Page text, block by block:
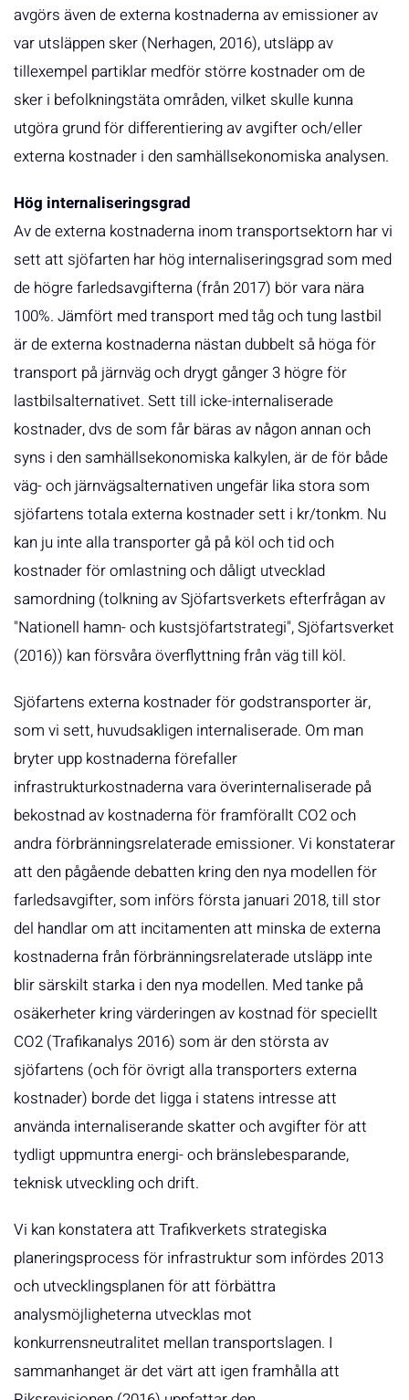
avgörs även de externa kostnaderna av emissioner av
var utsläppen sker (Nerhagen, 2016), utsläpp av
tillexempel partiklar medför större kostnader om de
sker i befolkningstäta områden, vilket skulle kunna
utgöra grund för differentiering av avgifter och/eller
externa kostnader i den samhällsekonomiska analysen.
Hög internaliseringsgrad
Av de externa kostnaderna inom transportsektorn har vi
sett att sjöfarten har hög internaliseringsgrad som med
de högre farledsavgifterna (från 2017) bör vara nära
100%. Jämfört med transport med tåg och tung lastbil
är de externa kostnaderna nästan dubbelt så höga för
transport på järnväg och drygt gånger 3 högre för
lastbilsalternativet. Sett till icke-internaliserade
kostnader, dvs de som får bäras av någon annan och
syns i den samhällsekonomiska kalkylen, är de för både
väg- och järnvägsalternativen ungefär lika stora som
sjöfartens totala externa kostnader sett i kr/tonkm. Nu
kan ju inte alla transporter gå på köl och tid och
kostnader för omlastning och dåligt utvecklad
samordning (tolkning av Sjöfartsverkets efterfrågan av
"Nationell hamn- och kustsjöfartstrategi", Sjöfartsverket
(2016)) kan försvåra överflyttning från väg till köl.
Sjöfartens externa kostnader för godstransporter är,
som vi sett, huvudsakligen internaliserade. Om man
bryter upp kostnaderna förefaller
infrastrukturkostnaderna vara överinternaliserade på
bekostnad av kostnaderna för framförallt CO2 och
andra förbränningsrelaterade emissioner. Vi konstaterar
att den pågående debatten kring den nya modellen för
farledsavgifter, som införs första januari 2018, till stor
del handlar om att incitamenten att minska de externa
kostnaderna från förbränningsrelaterade utsläpp inte
blir särskilt starka i den nya modellen. Med tanke på
osäkerheter kring värderingen av kostnad för speciellt
CO2 (Trafikanalys 2016) som är den största av
sjöfartens (och för övrigt alla transporters externa
kostnader) borde det ligga i statens intresse att
använda internaliserande skatter och avgifter för att
tydligt uppmuntra energi- och bränslebesparande,
teknisk utveckling och drift.
Vi kan konstatera att Trafikverkets strategiska
planeringsprocess för infrastruktur som infördes 2013
och utvecklingsplanen för att förbättra
analysmöjligheterna utvecklas mot
konkurrensneutralitet mellan transportslagen. I
sammanhanget är det värt att igen framhålla att